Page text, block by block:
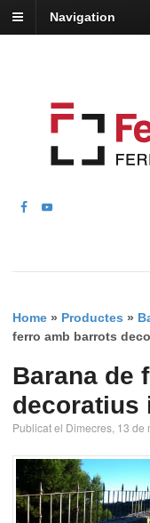
Navigation
Home » Productes »
ferro amb barrots
Barana de
decoratius
Publicat el Dimecres, 13 de